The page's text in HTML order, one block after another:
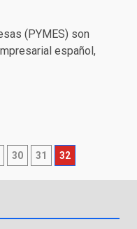
(PYMES) son
español,
30 31 32